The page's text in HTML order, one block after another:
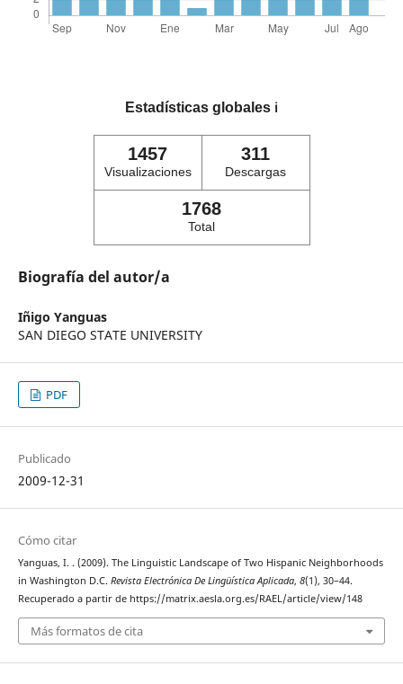
Estadísticas globales ℹ️
1457
Visualizaciones
311
Descargas
1768
Total
Biografía del autor/a
Iñigo Yanguas
SAN DIEGO STATE UNIVERSITY
PDF
Publicado
2009-12-31
Cómo citar
Yanguas, I. . (2009). The Linguistic Landscape of Two Hispanic Neighborhoods
in Washington D.C. Revista Electrónica De Lingüística Aplicada, 8(1), 30–44.
Recuperado a partir de https://matrix.aesla.org.es/RAEL/article/view/148
Más formatos de cita